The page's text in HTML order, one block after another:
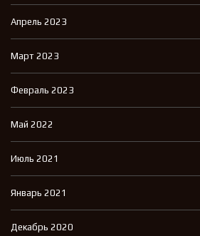
Апрель 2023
Март 2023
Февраль 2023
Май 2022
Июль 2021
Январь 2021
Декабрь 2020